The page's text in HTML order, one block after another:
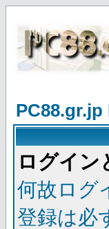
ログイン
何故ログ
登録は必